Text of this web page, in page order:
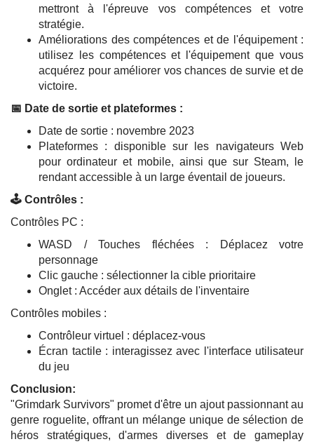
mettront à l'épreuve vos compétences et votre
stratégie.
Améliorations des compétences et de l'équipement :
utilisez les compétences et l'équipement que vous
acquérez pour améliorer vos chances de survie et de
victoire.
📅 Date de sortie et plateformes :
Date de sortie : novembre 2023
Plateformes : disponible sur les navigateurs Web
pour ordinateur et mobile, ainsi que sur Steam, le
rendant accessible à un large éventail de joueurs.
🕹️ Contrôles :
Contrôles PC :
WASD / Touches fléchées : Déplacez votre
personnage
Clic gauche : sélectionner la cible prioritaire
Onglet : Accéder aux détails de l'inventaire
Contrôles mobiles :
Contrôleur virtuel : déplacez-vous
Écran tactile : interagissez avec l'interface utilisateur
du jeu
Conclusion:
"Grimdark Survivors" promet d'être un ajout passionnant au
genre roguelite, offrant un mélange unique de sélection de
héros stratégiques, d'armes diverses et de gameplay